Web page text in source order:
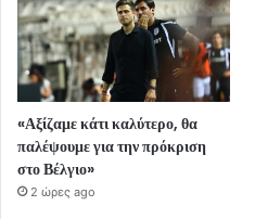
«Αξίζαμε κάτι καλύτερο, θα
παλέψουμε για την πρόκριση
στο Βέλγιο»
2 ώρες ago